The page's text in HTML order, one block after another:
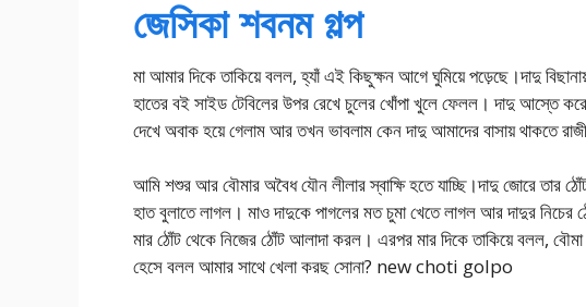
জেসিকা শবনম গল্প
মা আমার দিকে তাকিয়ে বলল, হ্যাঁ এই কিছুক্ষন আগে ঘুমিয়ে পড়েছে।দাদু
হাতের বই সাইড টেবিলের উপর রেখে চুলের খোঁপা খুলে ফেলল। দাদু আস্তে
দেখে অবাক হয়ে গেলাম আর তখন ভাবলাম কেন দাদু আমাদের বাসায় থাকতে
আমি শশুর আর বৌমার অবৈধ যৌন লীলার স্বাক্ষি হতে যাচ্ছি।দাদু জোরে তার
হাত বুলাতে লাগল। মাও দাদুকে পাগলের মত চুমা খেতে লাগল আর দাদুর নিচের
মার ঠোঁট থেকে নিজের ঠোঁট আলাদা করল। এরপর মার দিকে তাকিয়ে বলল, বৌমা
হেসে বলল আমার সাথে খেলা করছ সোনা? new choti golpo